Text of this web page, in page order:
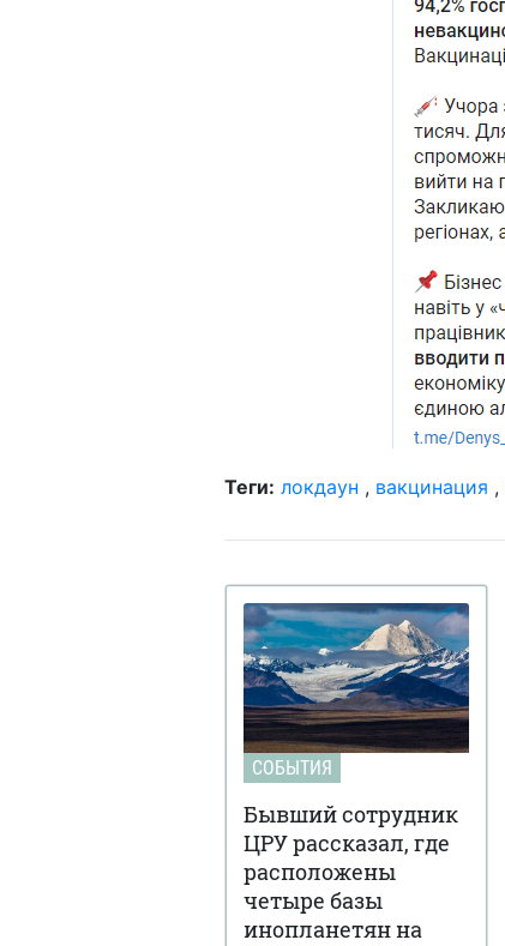
Теги: локдаун , вакцинация ,
СОБЫТИЯ
Бывший сотрудник
ЦРУ рассказал, где
расположены
четыре базы
инопланетян на